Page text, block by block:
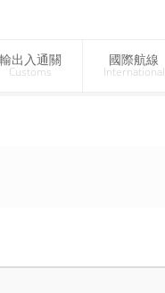
輸出入通關
Customs
國際航線
International